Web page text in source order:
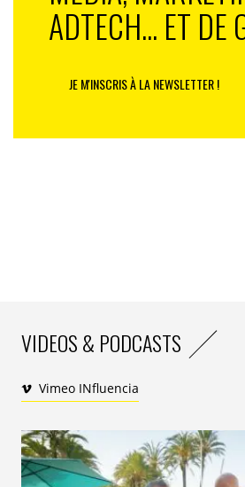
ADTECH... ET DE
JE M'INSCRIS À LA NEWSLETTER !
VIDEOS & PODCASTS
Vimeo INfluencia